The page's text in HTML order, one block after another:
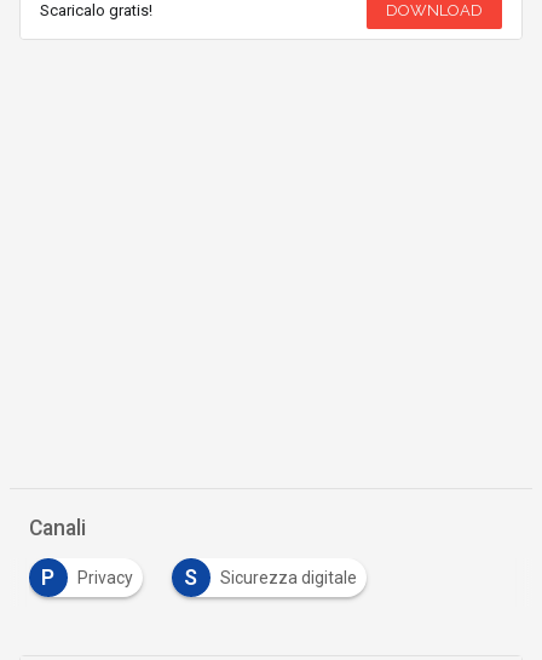
Scaricalo gratis! DOWNLOAD
Canali
P Privacy S Sicurezza digitale